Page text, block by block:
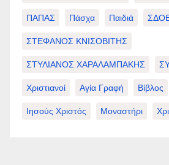
ΠΑΠΑΣ Πάσχα Παιδιά
ΣΤΕΦΑΝΟΣ ΚΝΙΣΟΒΙΤΗΣ
ΣΤΥΛΙΑΝΟΣ ΧΑΡΑΛΑΜΠΑΚΗΣ
Χριστιανοί Αγία Γραφή Βίβλος
Ιησούς Χριστός Μοναστήρι